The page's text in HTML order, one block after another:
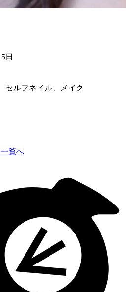
日
セルフネイル、メイク
覧へ